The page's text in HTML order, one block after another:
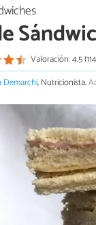
Valoración: 4.5
Demarchi, Nutricionista.